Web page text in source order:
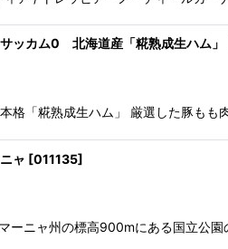
サッカム0 北海道産「糀熟成生ハム」
格「糀熟成生ハム」 厳選した豚も
ャ [011135]
ーニャ州の標高900mにある国立公